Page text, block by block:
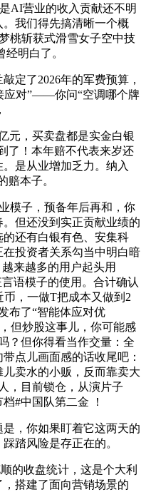
AI营业的收入贡献还不明
我们得先搞清晰一个概
桃斩获式滑雪女子空中技
明白了。
了2026年的军费预算，
应对”——你问“空调哪个牌
，买卖盘都是实金白银
了！本年赔不代表来岁还
是从业增加乏力。纳入
赔本子。
子，预备年后再和，你
但还没到实正贡献业绩的
还有白银有色、安集科
投资者关系勾当中明白暗
来越多的用户起头用
语模子的使用。合计确认
币，一做T把成本又做到2
布了“智能体应对优
但炒股这事儿，你可能感
但你得看当作交量：全
点儿画面感的话收尾吧：
卖水的小贩，反而靠卖大
，目前锁仓，从演片子
#中国队第二金 ！
，你如果盯着它这两天的
踏风险是存正在的。
收盘统计，这是个大利
搭建了面向营销场景的